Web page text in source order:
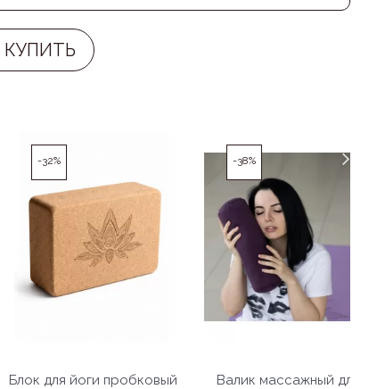
КУПИТЬ
-32%
Блок для йоги пробковый
-38%
Валик массажный для